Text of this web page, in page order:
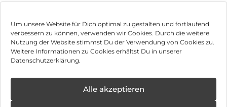
Um unsere Website für Dich optimal zu gestalten und fortlaufend
verbessern zu können, verwenden wir Cookies. Durch die weitere
Nutzung der Website stimmst Du der Verwendung von Cookies zu.
Weitere Informationen zu Cookies erhältst Du in unserer
Datenschutzerklärung.
Alle akzeptieren
Impressum